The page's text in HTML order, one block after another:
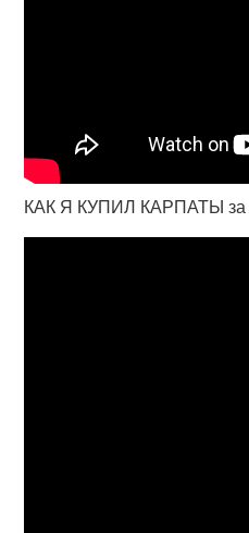
КАК Я КУПИЛ КАРПАТЫ за